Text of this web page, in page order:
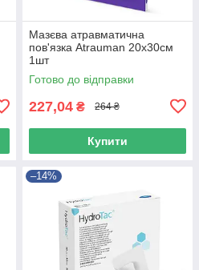
Мазєва атравматична
пов'язка Atrauman 20х30см
1шт
Готово до відправки
227,04 ₴ 264 ₴
Купити
–14%